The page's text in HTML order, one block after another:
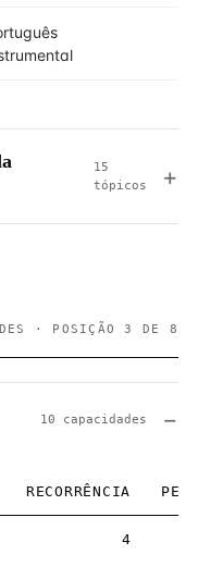
15
tópicos
· POSIÇÃO 3 DE 8
10 capacidades
RECORRÊNCIA PESO
4